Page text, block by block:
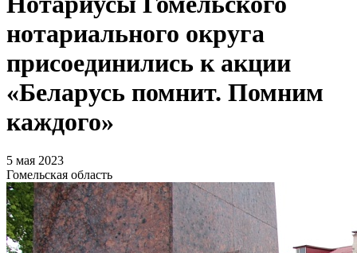
нотариального округа
присоединились к акции
«Беларусь помнит. Помним
каждого»
5 мая 2023
Гомельская область